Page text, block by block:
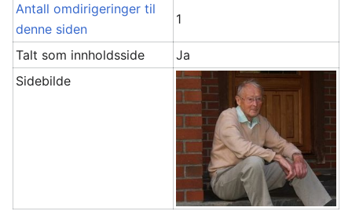
Antall omdirigeringer til
denne siden
1
Talt som innholdsside
Ja
Sidebilde